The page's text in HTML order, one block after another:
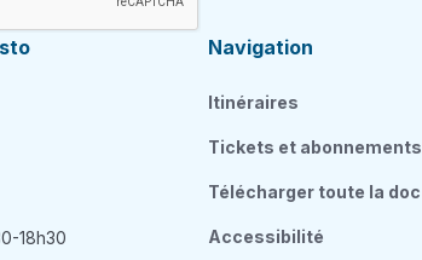
18h30
Navigation
Itinéraires
Tickets et abonnements
Télécharger toute la doc
Accessibilité